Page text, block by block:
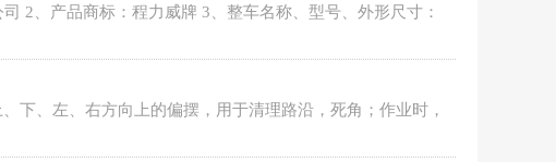
2、产品商标：程力威牌 3、整车名称、型号、外形尺寸：
下、左、右方向上的偏摆，用于清理路沿，死角；作业时，